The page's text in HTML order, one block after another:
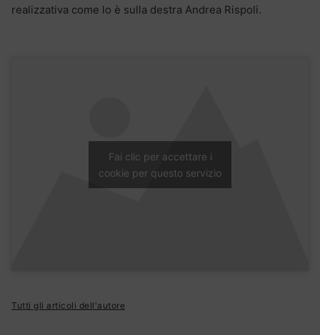
realizzativa come lo è sulla destra Andrea Rispoli.
Fai clic per accettare i
cookie per questo servizio
Tutti gli articoli dell'autore